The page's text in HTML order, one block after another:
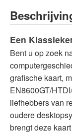
Een
Bent u op zoek
grafische kaart,
EN8600GT/
liefhebbers van
oudere
brengt deze